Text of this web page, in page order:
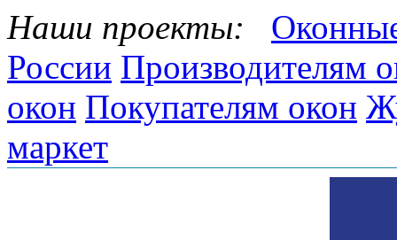
Наши проекты:
России Производителям
окон Покупателям окон
маркет